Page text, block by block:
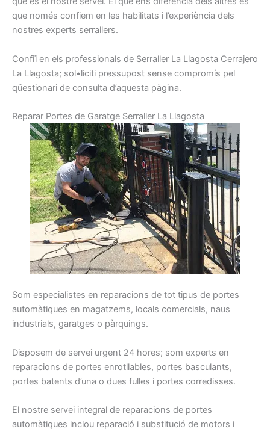
que només confiem en les habilitats i l’experiència dels
nostres experts serrallers.
Confiï en els professionals de Serraller La Llagosta Cerrajero
La Llagosta; sol•liciti pressupost sense compromís pel
qüestionari de consulta d’aquesta pàgina.
Reparar Portes de Garatge Serraller La Llagosta
Som especialistes en reparacions de tot tipus de portes
automàtiques en magatzems, locals comercials, naus
industrials, garatges o pàrquings.
Disposem de servei urgent 24 hores; som experts en
reparacions de portes enrotllables, portes basculants,
portes batents d’una o dues fulles i portes corredisses.
El nostre servei integral de reparacions de portes
automàtiques inclou reparació i substitució de motors i